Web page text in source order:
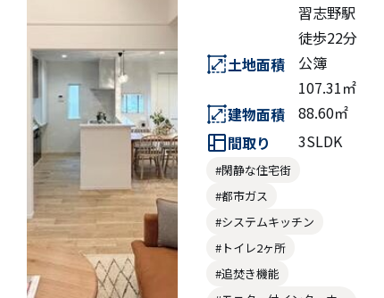
習志野駅
徒歩22分
土地面積
公簿
107.31㎡
建物面積
88.60㎡
間取り
3SLDK
#閑静な住宅街
#都市ガス
#システムキッチン
#トイレ2ヶ所
#追焚き機能